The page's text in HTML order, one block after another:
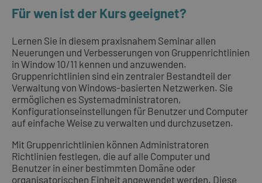
Für wen ist der Kurs geeignet?
Lernen Sie in diesem praxisnahem Seminar allen
Neuerungen und Verbesserungen von Gruppenrichtlinien
in Window 10/11 kennen und anzuwenden.
Gruppenrichtlinien sind ein zentraler Bestandteil der
Verwaltung von Windows-basierten Netzwerken. Sie
ermöglichen es Systemadministratoren,
Konfigurationseinstellungen für Benutzer und Computer
auf einfache Weise zu verwalten und durchzusetzen.
Mit Gruppenrichtlinien können Administratoren
Richtlinien festlegen, die auf alle Computer und
Benutzer in einer bestimmten Domäne oder
organisatorischen Einheit angewendet werden. Diese